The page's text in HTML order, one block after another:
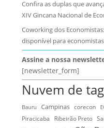
Confira as duplas que
XIV Gincana Nacional de
Coworking dos
disponível para
Assine a nossa
[newsletter_form]
Nuvem de
Bauru Campinas corecon
Piracicaba Ribeirão Preto